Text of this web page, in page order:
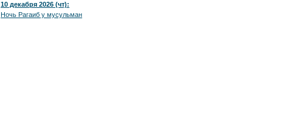
10 декабря 2026 (чт):
Ночь Рагаиб у мусульман